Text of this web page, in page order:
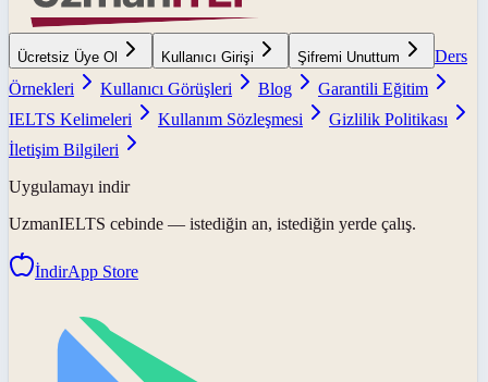
Ücretsiz Üye Ol Kullanıcı Girişi Şifremi Unuttum
Ders
Örnekleri
Kullanıcı Görüşleri Blog
Garantili Eğitim
IELTS Kelimeleri
Kullanım Sözleşmesi
Gizlilik Politikası
İletişim Bilgileri
Uygulamayı indir
UzmanIELTS cebinde — istediğin an, istediğin yerde çalış.
İndirApp Store